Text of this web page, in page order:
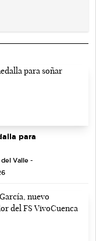
para
Valle -